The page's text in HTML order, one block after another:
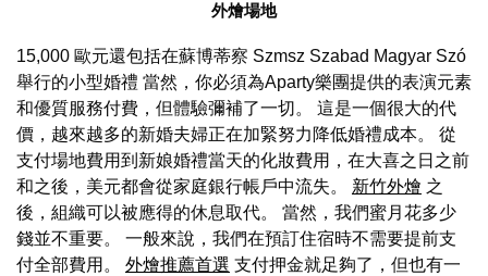
外燴場地
15,000 歐元還包括在蘇博蒂察 Szmsz Szabad Magyar Szó
舉行的小型婚禮 當然，你必須為Aparty樂團提供的表演元素
和優質服務付費，但體驗彌補了一切。 這是一個很大的代
價，越來越多的新婚夫婦正在加緊努力降低婚禮成本。 從
支付場地費用到新娘婚禮當天的化妝費用，在大喜之日之前
和之後，美元都會從家庭銀行帳戶中流失。 新竹外燴 之
後，組織可以被應得的休息取代。 當然，我們蜜月花多少
錢並不重要。 一般來說，我們在預訂住宿時不需要提前支
付全部費用。 外燴推薦首選 支付押金就足夠了，但也有一